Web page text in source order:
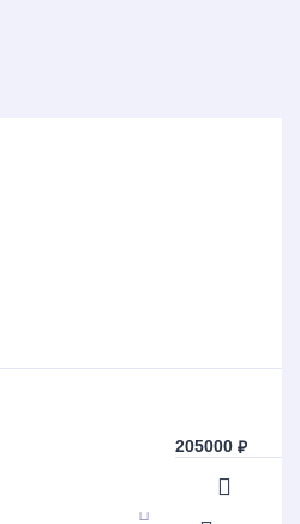
205000₽